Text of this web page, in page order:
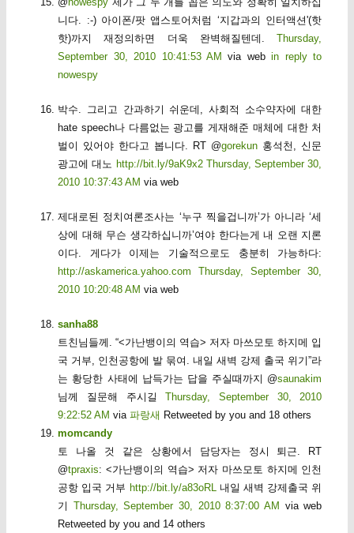
니다. :-) 아이폰/팟 앱스토어처럼 ‘지갑과의 인터액션'(핫
핫)까지 재정의하면 더욱 완벽해질텐데.Thursday,
September 30, 2010 10:41:53 AM via webin reply to
nowespy
박수. 그리고 간과하기 쉬운데, 사회적 소수약자에 대한
hate speech나 다름없는 광고를 게재해준 매체에 대한 처
벌이 있어야 한다고 봅니다. RT @gorekun 홍석천, 신문
광고에 대노 http://bit.ly/9aK9x2 Thursday, September 30,
2010 10:37:43 AM via web
제대로된 정치여론조사는 ‘누구 찍을겁니까’가 아니라 ‘세
상에 대해 무슨 생각하십니까’여야 한다는게 내 오랜 지론
이다. 게다가 이제는 기술적으로도 충분히 가능하다:
http://askamerica.yahoo.com
Thursday, September 30,
2010 10:20:48 AM via web
sanha88
트친님들께. “<가난뱅이의 역습> 저자 마쓰모토 하지메 입
국 거부, 인천공항에 발 묶여. 내일 새벽 강제 출국 위기”라
는 황당한 사태에 납득가는 답을 주실때까지 @saunakim
님께 질문해 주시길Thursday, September 30, 2010
9:22:52 AM via파랑새 Retweeted by you and 18 others
momcandy
토 나올 것 같은 상황에서 담당자는 정시 퇴근. RT
@tpraxis: <가난뱅이의 역습> 저자 마쓰모토 하지메 인천
공항 입국 거부 http://bit.ly/a83oRL내일 새벽 강제출국 위
기 Thursday, September 30, 2010 8:37:00 AM via web
Retweeted by you and 14 others